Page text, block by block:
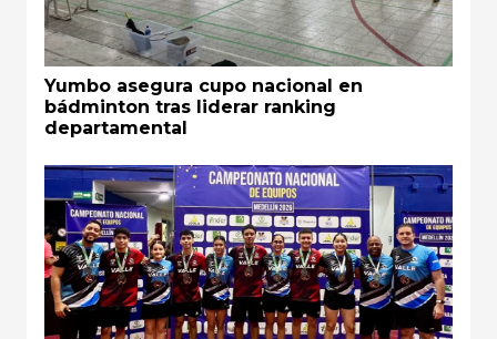
Yumbo asegura cupo nacional en
bádminton tras liderar ranking
departamental